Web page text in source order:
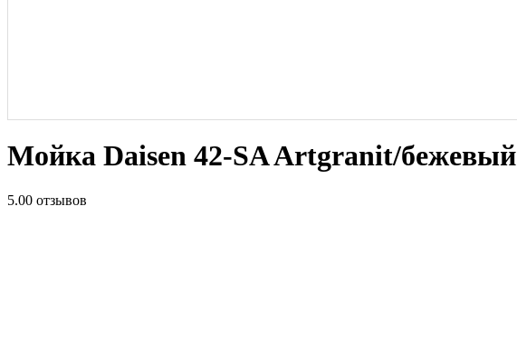
Мойка Daisen 42-SA Artgranit/бежевый
5.00 отзывов